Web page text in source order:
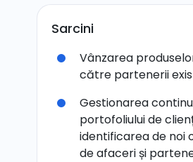
Sarcini
Vânzarea
către partenerii
Gestionarea
portofoliului de
identificarea de noi
de afaceri și